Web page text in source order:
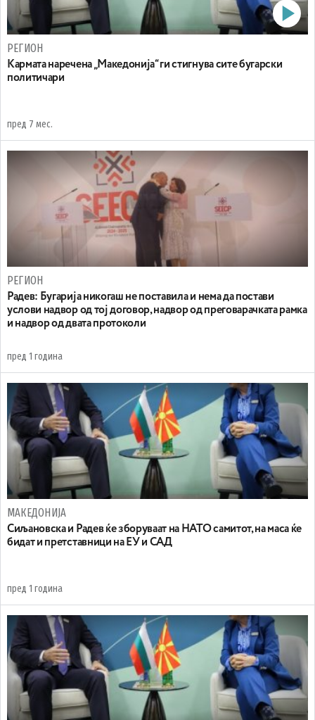
РЕГИОН
Kармата наречена „Македонија“ ги стигнува сите бугарски
политичари
пред 7 мес.
РЕГИОН
Радев: Бугарија никогаш не поставила и нема да постави
услови надвор од тој договор, надвор од преговарачката рамка
и надвор од двата протоколи
пред 1 година
МАКЕДОНИЈА
Сиљановска и Радев ќе зборуваат на НАТО самитот, на маса ќе
бидат и претставници на ЕУ и САД
пред 1 година